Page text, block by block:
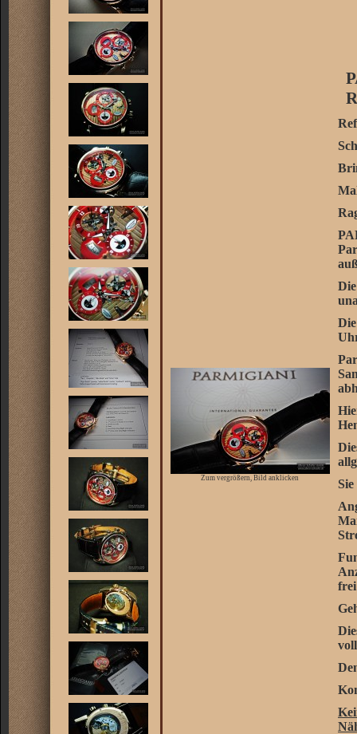
Zum vergrößern, Bild anklicken